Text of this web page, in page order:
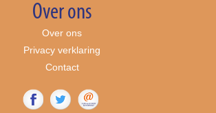
Over ons
Over ons
Privacy verklaring
Contact